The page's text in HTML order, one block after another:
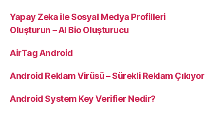
Yapay Zeka ile Sosyal Medya Profilleri
Oluşturun – AI Bio Oluşturucu
AirTag Android
Android Reklam Virüsü – Sürekli Reklam Çıkıyor
Android System Key Verifier Nedir?